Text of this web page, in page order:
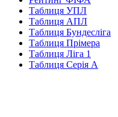
Таблиця УПЛ
Таблиця АПЛ
Таблиця Бундесліга
Таблиця Прімера
Таблиця Ліга 1
Таблиця Серія А